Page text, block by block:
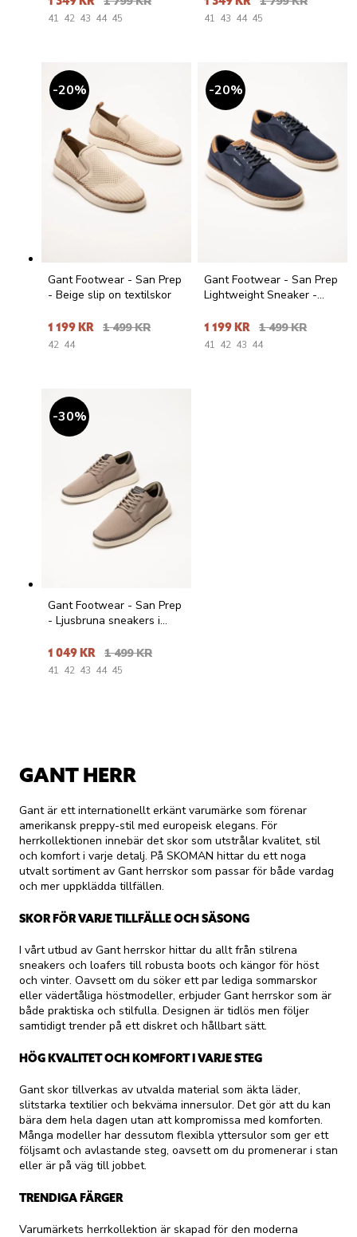
41 42 43 44 45 41 43 44 45
20%
Gant Footwear - San Prep
- Beige slip on textilskor
1 199 KR 1 499 KR
42 44
20%
Gant Footwear - San Prep
Lightweight Sneaker -
1 199 KR 1 499 KR
41 42 43 44
30%
Gant Footwear - San Prep
- Ljusbruna sneakers i
1 049 KR 1 499 KR
41 42 43 44 45
GANT HERR
Gant är ett internationellt erkänt varumärke som förenar
amerikansk preppy-stil med europeisk elegans. För
herrkollektionen innebär det skor som utstrålar kvalitet, stil
och komfort i varje detalj. På SKOMAN hittar du ett noga
utvalt sortiment av Gant herrskor som passar för både vardag
och mer uppklädda tillfällen.
SKOR FÖR VARJE TILLFÄLLE OCH SÄSONG
I vårt utbud av Gant herrskor hittar du allt från stilrena
sneakers och loafers till robusta boots och kängor för höst
och vinter. Oavsett om du söker ett par lediga sommarskor
eller vädertåliga höstmodeller, erbjuder Gant herrskor som är
både praktiska och stilfulla. Designen är tidlös men följer
samtidigt trender på ett diskret och hållbart sätt.
HÖG KVALITET OCH KOMFORT I VARJE STEG
Gant skor tillverkas av utvalda material som äkta läder,
slitstarka textilier och bekväma innersulor. Det gör att du kan
bära dem hela dagen utan att kompromissa med komforten.
Många modeller har dessutom flexibla yttersulor som ger ett
följsamt och avlastande steg, oavsett om du promenerar i stan
eller är på väg till jobbet.
TRENDIGA FÄRGER
Varumärkets herrkollektion är skapad för den moderna